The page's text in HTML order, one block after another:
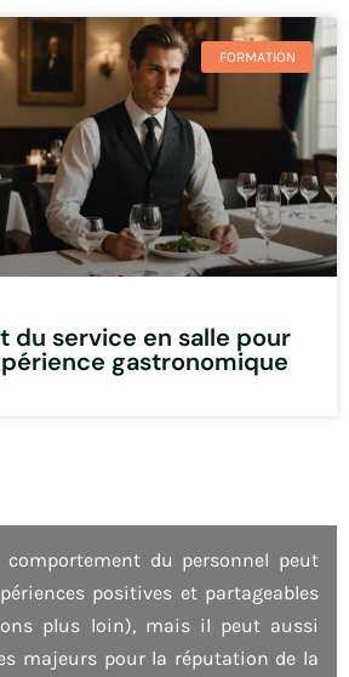
FORMATION
du service en salle pour
gastronomique
comportement du personnel peut
positives et partageables
plus loin), mais il peut aussi
majeurs pour la réputation de la